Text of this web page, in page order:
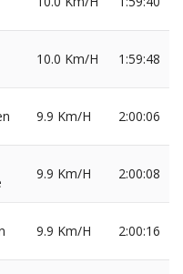
10.0 Km/H 1:59:48
9.9 Km/H 2:00:06
9.9 Km/H 2:00:08
9.9 Km/H 2:00:16